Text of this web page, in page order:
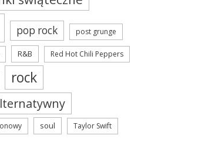
pop rock post grunge
R&B Red Hot Chili Peppers
rock
soul Taylor Swift